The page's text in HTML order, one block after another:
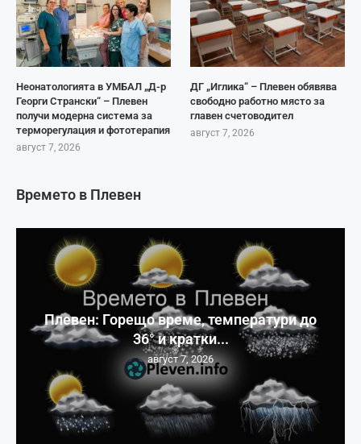
Неонатологията в УМБАЛ „Д-р
Георги Странски“ – Плевен
получи модерна система за
терморегулация и фототерапия
август 7, 2026
ДГ „Иглика“ – Плевен обявява
свободно работно място за
главен счетоводител
август 7, 2026
Времето в Плевен
Плевен: Горещо време, температури до
36° и кратки...
август 7, 2026